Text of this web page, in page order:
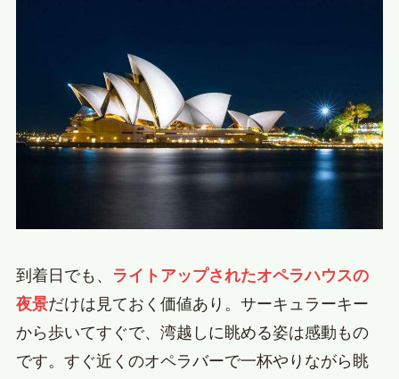
到着日でも、
ライトアップされたオペラハウスの
夜景だけは見ておく価値あり。サーキュラーキー
から歩いてすぐで、湾越しに眺める姿は感動もの
です。すぐ近くのオペラバーで一杯やりながら眺